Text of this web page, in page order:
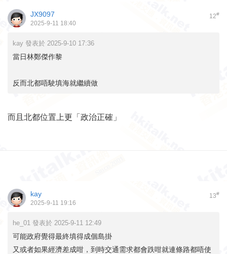
12#
JX9097
2025-9-11 18:40
kay 發表於 2025-9-10 17:36
當日林鄭傑作黎
反而北都唔駛填海就繼續做
而且北都位置上更「政治正確」
13#
kay
2025-9-11 19:16
he_01 發表於 2025-9-11 12:49
可能政府覺得最終填得成個島掛
又或者如果經濟差成咁，到時交通需求都會跌咁就連條路都唔使